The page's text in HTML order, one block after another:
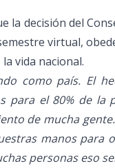
la decisión del
virtual,
vida nacional.
como país. El
para el 80% de
de mucha
manos para
personas eso